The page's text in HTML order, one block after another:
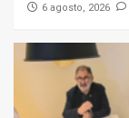
6 agosto, 2026